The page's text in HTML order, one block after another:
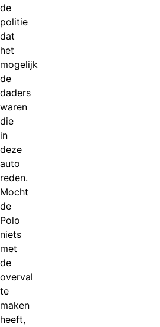
de
politie
dat
het
mogelijk
de
daders
waren
die
in
deze
auto
reden.
Mocht
de
Polo
niets
met
de
overval
te
maken
heeft,